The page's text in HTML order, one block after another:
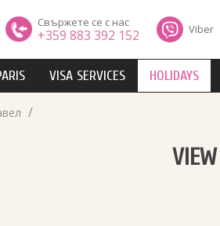
Свържете се с нас
+359 883 392 152 Viber
VISA SERVICES HOLIDAYS
/
VIEW